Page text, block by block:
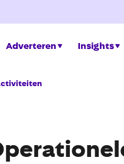
Adverteren Insights